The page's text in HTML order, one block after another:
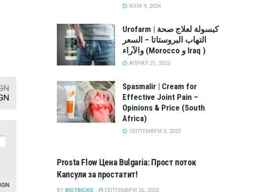
ЮЛИ 9, 2024
Urofarm | كبسولة لعلاج صحة
التهاب البروستاتا – السعر
والآراء (Morocco و Iraq )
АПРИЛ 21, 2025
Spasmalir | Cream for
Effective Joint Pain –
Opinions & Price (South
Africa)
СЕПТЕМВРИ 5, 2023
Prosta Flow Цена Bulgaria: Прост поток
Капсули за простатит!
BY BIOTRICKS СЕПТЕМВРИ 26, 2025